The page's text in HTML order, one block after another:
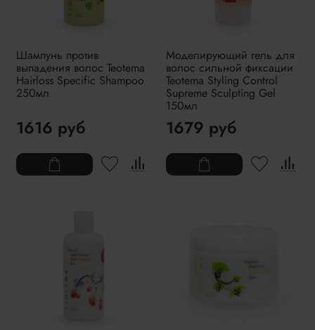
Шампунь против
выпадения волос Teotema
Hairloss Specific Shampoo
250мл
1616 руб
Моделирующий гель для
волос сильной фиксации
Teotema Styling Control
Supreme Sculpting Gel
150мл
1679 руб